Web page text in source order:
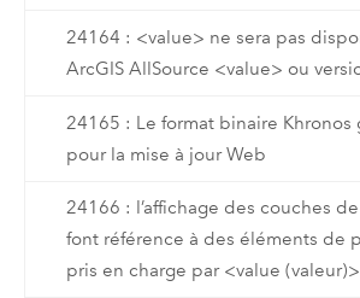
24164 : <value> ne sera pas
ArcGIS AllSource <value> ou
24165 : Le format binaire Khronos
pour la mise à jour Web
24166 : l’affichage des couches
font référence à des éléments de
pris en charge par <value (valeur)>